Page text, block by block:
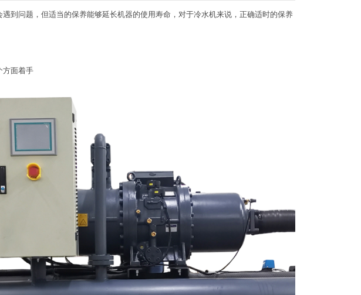
到问题，但适当的保养能够延长机器的使用寿命，对于冷水机来说，正确适时的保养
方面着手